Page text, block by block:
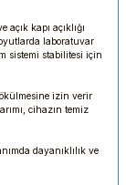
açık kapı açıklığı
laboratuvar
sistemi stabilitesi için
izin verir
cihazın temiz
dayanıklılık ve